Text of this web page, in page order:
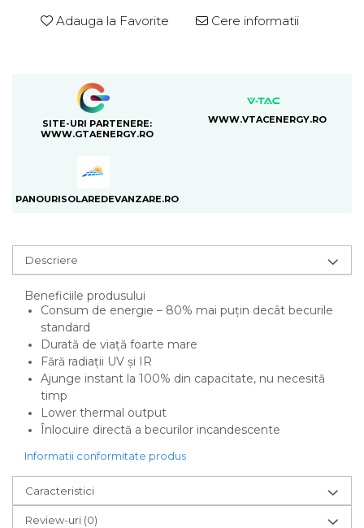
Adauga la Favorite Cere informatii
SITE-URI PARTENERE:
WWW.GTAENERGY.RO
WWW.VTACENERGY.RO
PANOURISOLAREDEVANZARE.RO
Descriere
Beneficiile produsului
Consum de energie – 80% mai puțin decât becurile
standard
Durată de viață foarte mare
Fără radiații UV și IR
Ajunge instant la 100% din capacitate, nu necesită
timp
Lower thermal output
Înlocuire directă a becurilor incandescente
Informatii conformitate produs
Caracteristici
Review-uri (0)